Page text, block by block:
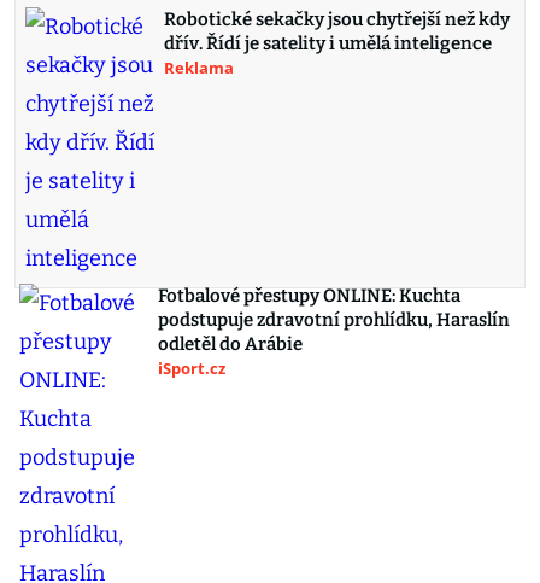
Robotické sekačky jsou chytřejší než kdy
dřív. Řídí je satelity i umělá inteligence
Reklama
Fotbalové přestupy ONLINE: Kuchta
podstupuje zdravotní prohlídku, Haraslín
odletěl do Arábie
iSport.cz